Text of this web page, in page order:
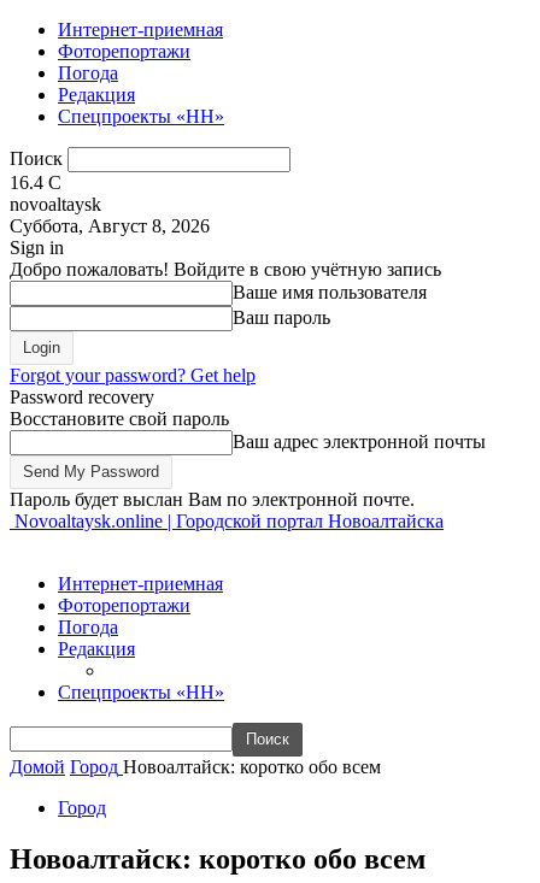
Интернет-приемная
Фоторепортажи
Погода
Редакция
Спецпроекты «НН»
Поиск
16.4 C
novoaltaysk
Суббота, Август 8, 2026
Sign in
Добро пожаловать! Войдите в свою учётную запись
Ваше имя пользователя
Ваш пароль
Forgot your password? Get help
Password recovery
Восстановите свой пароль
Ваш адрес электронной почты
Пароль будет выслан Вам по электронной почте.
Novoaltaysk.online | Городской портал Новоалтайска
Интернет-приемная
Фоторепортажи
Погода
Редакция
Спецпроекты «НН»
Домой Город Новоалтайск: коротко обо всем
Город
Новоалтайск: коротко обо всем